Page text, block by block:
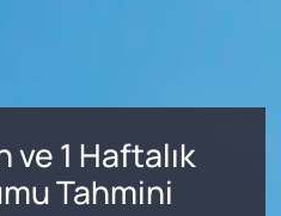
ve 1 Haftalık
Tahmini